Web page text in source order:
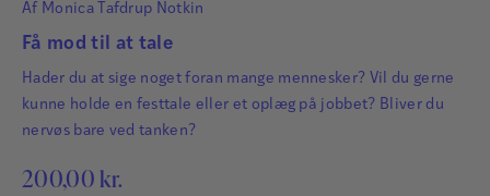
Af Monica Tafdrup Notkin
Få mod til at tale
Hader du at sige noget foran mange mennesker? Vil du gerne
kunne holde en festtale eller et oplæg på jobbet? Bliver du
nervøs bare ved tanken?
200,00 kr.